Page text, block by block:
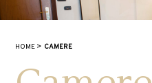
HOME CAMERE